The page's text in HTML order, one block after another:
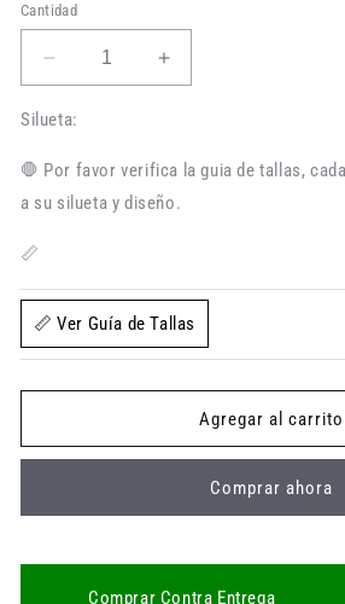
Cantidad
Reducir
cantidad
para
en
Dril
Aumentar
cantidad
en
Dril
Silueta:
🛑 Por favor verifica la guia de tallas,
a su silueta y diseño.
📏
📏 Ver Guía de Tallas
Agregar al carrito
Comprar ahora
Comprar Contra Entrega